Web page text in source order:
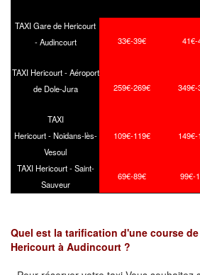
TAXI Gare de Hericourt
- Audincourt
33€-39€ 41€-
TAXI Hericourt - Aéroport
de Dole-Jura
259€-269€ 349€-
TAXI
Hericourt - Noidans-lès-
Vesoul
109€-119€
TAXI Hericourt - Saint-
Sauveur
69€-89€ 99€-
Quel est la tarification d'une course
Hericourt à Audincourt ?